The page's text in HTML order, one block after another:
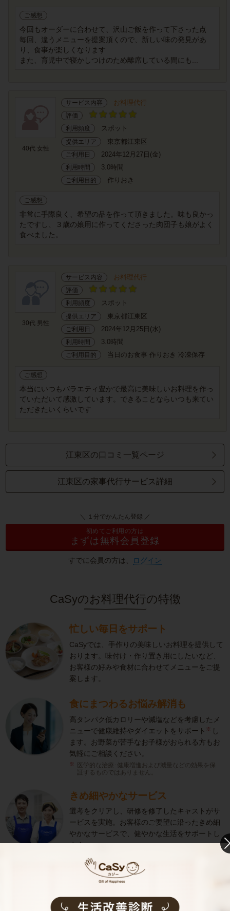
ご感想
今回もオーダーに合わせて、沢山ご飯を作って下さった点
毎回、違うメニューを提案頂くので、新しい味の発見があ
り、食事が楽しくなります
また、育児中で寝かしつけのため離席している間にも...
40代 女性
サービス内容 お料理代行
評価
利用頻度
スポット
提供エリア 東京都江東区
ご利用日 2024年12月27日(金)
利用時間 3.0時間
ご利用目的 作りおき
ご感想
非常に手際良く、希望の品を作って頂きました。味も良かっ
たですし、３歳の娘用に作ってくださった肉団子も娘がよく
食べました。
30代 男性
サービス内容 お料理代行
評価
利用頻度
スポット
提供エリア 東京都江東区
ご利用日 2024年12月25日(水)
利用時間 3.0時間
ご利用目的 当日のお食事 作りおき 冷凍保存
ご感想
本当にいつもバラエティ豊かで最高に美味しいお料理を作っ
ていただいて感激しています。できることならいつも来てい
ただきたいくらいです
江東区の口コミ一覧ページ
江東区の家事代行サービス詳細
＼ １分でかんたん登録 ／
初めてご利用の方は
まずは無料会員登録
すでに会員の方は、 ログイン
CaSyのお料理代行の特徴
忙しい毎日をサポート
CaSyでは、手作りの美味しいお料理を提供して
おります。味付け・作り置き用にしたいなど、
お客様の好みや食材に合わせてメニューをご提
案します。
食にまつわるお悩み解消も
高タンパク低カロリーや減塩などを考慮したメ
ニューで健康維持やダイエットをサポート ※ し
ます。お野菜が苦手なお子様がおられる方もお
気軽にご相談ください。
医学的な治療･健康増進および減量などの効果を保
証するものではありません。
きめ細やかなサービス
選考をクリアし、研修を修了したキャストがサ
ービスを実施。お客様のご要望に沿ったきめ細
やかなサービスで、健やかな生活をサポートし
ます。
お料理代行のサービス内容
お料理代行のサービス料金